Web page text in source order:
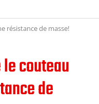
résistance de masse!
couteau
de